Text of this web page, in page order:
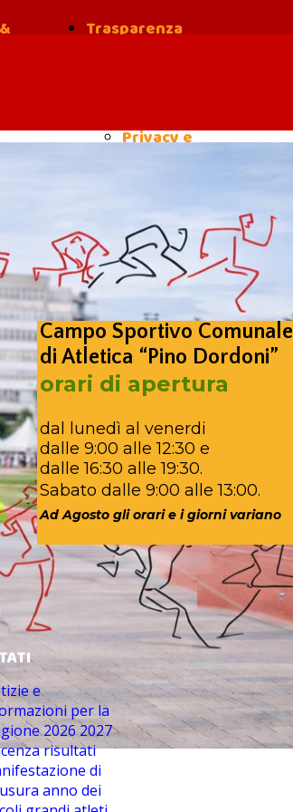
Trasparenza
Privacy e
Campo Sportivo Comunale
di Atletica “Pino Dordoni”
orari di apertura
dal lunedì al venerdi
dalle 9:00 alle 12:30 e
dalle 16:30 alle 19:30.
Sabato dalle 9:00 alle 13:00.
Ad Agosto gli orari e i giorni variano
e
per la
2026 2027
risultati
di
anno dei